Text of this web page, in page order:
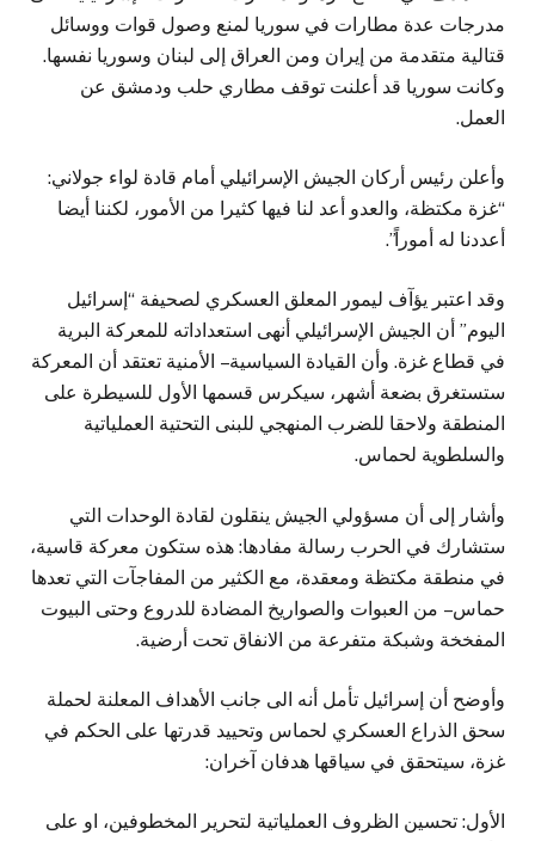
مدرجات عدة مطارات في سوريا لمنع وصول قوات ووسائل
قتالية متقدمة من إيران ومن العراق إلى لبنان وسوريا نفسها.
وكانت سوريا قد أعلنت توقف مطاري حلب ودمشق عن
العمل.
وأعلن رئيس أركان الجيش الإسرائيلي أمام قادة لواء جولاني:
“غزة مكتظة، والعدو أعد لنا فيها كثيرا من الأمور، لكننا أيضا
أعددنا له أموراً”.
وقد اعتبر يؤآف ليمور المعلق العسكري لصحيفة “إسرائيل
اليوم” أن الجيش الإسرائيلي أنهى استعداداته للمعركة البرية
في قطاع غزة. وأن القيادة السياسية – الأمنية تعتقد أن المعركة
ستستغرق بضعة أشهر، سيكرس قسمها الأول للسيطرة على
المنطقة ولاحقا للضرب المنهجي للبنى التحتية العملياتية
والسلطوية لحماس.
وأشار إلى أن مسؤولي الجيش ينقلون لقادة الوحدات التي
ستشارك في الحرب رسالة مفادها: هذه ستكون معركة قاسية،
في منطقة مكتظة ومعقدة، مع الكثير من المفاجآت التي تعدها
حماس – من العبوات والصواريخ المضادة للدروع وحتى البيوت
المفخخة وشبكة متفرعة من الانفاق تحت أرضية.
وأوضح أن إسرائيل تأمل أنه الى جانب الأهداف المعلنة لحملة
سحق الذراع العسكري لحماس وتحييد قدرتها على الحكم في
غزة، سيتحقق في سياقها هدفان آخران:
الأول: تحسين الظروف العملياتية لتحرير المخطوفين، او على